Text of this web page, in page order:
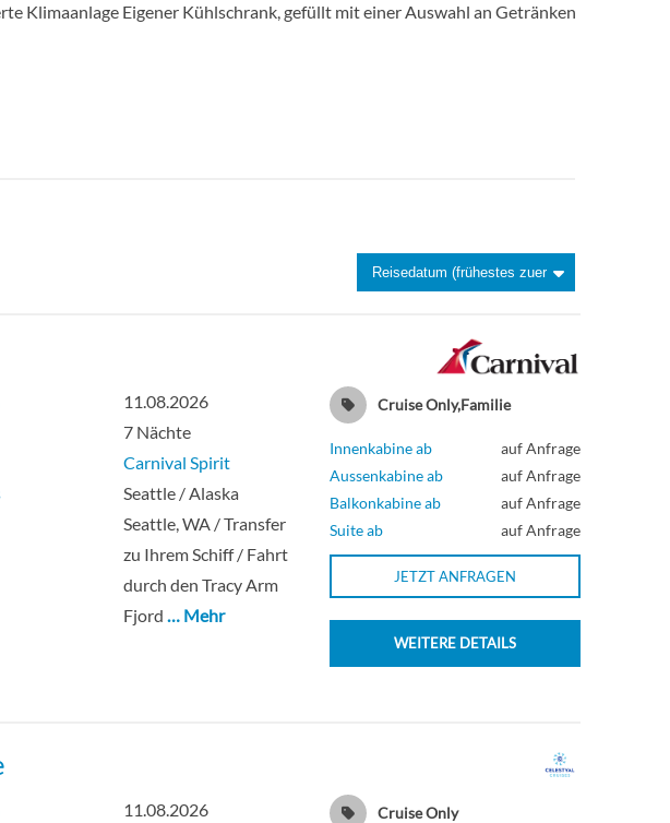
Klimaanlage Eigener Kühlschrank, gefüllt mit einer Auswahl an Getränken
11.08.2026
7 Nächte
Carnival Spirit
Seattle / Alaska
Seattle, WA / Transfer
zu Ihrem Schiff / Fahrt
durch den Tracy Arm
Fjord… Mehr
Cruise Only,Familie
Innenkabine ab
auf Anfrage
Aussenkabine ab
auf Anfrage
Balkonkabine ab
auf Anfrage
Suite ab
auf Anfrage
JETZT ANFRAGEN
WEITERE DETAILS
11.08.2026
Cruise Only